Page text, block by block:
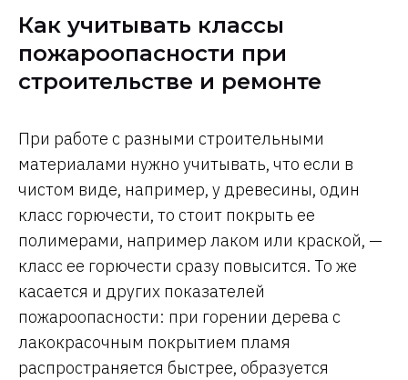
Как учитывать классы
пожароопасности при
строительстве и ремонте
При работе с разными строительными
материалами нужно учитывать, что если в
чистом виде, например, у древесины, один
класс горючести, то стоит покрыть ее
полимерами, например лаком или краской, —
класс ее горючести сразу повысится. То же
касается и других показателей
пожароопасности: при горении дерева с
лакокрасочным покрытием пламя
распространяется быстрее, образуется